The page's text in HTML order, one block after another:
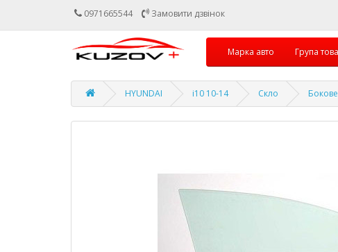
0971665544 Замовити дзвінок
Марка авто Група
HYUNDAI i10 10-14 Скло